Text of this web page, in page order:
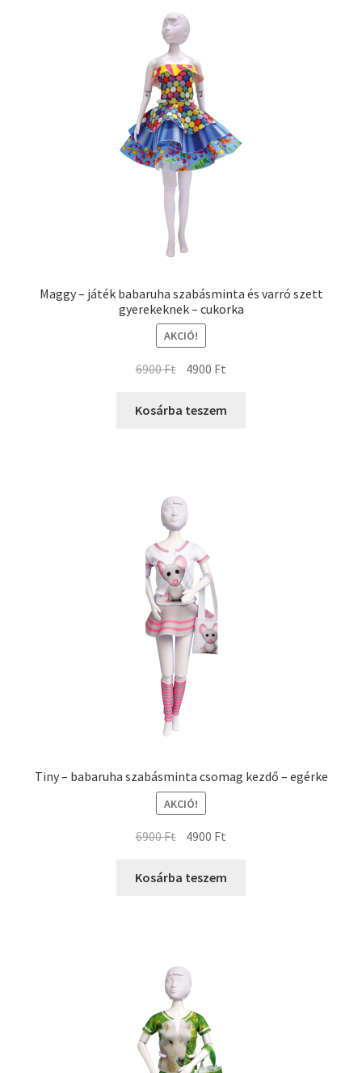
Maggy – játék babaruha szabásminta és varró szett
gyerekeknek – cukorka
AKCIÓ!
6900Ft 4900 Ft
Kosárba teszem
Tiny – babaruha szabásminta csomag kezdő – egérke
AKCIÓ!
6900Ft 4900 Ft
Kosárba teszem